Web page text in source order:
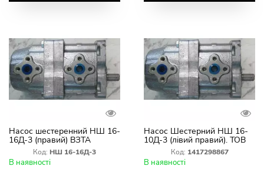
Насос шестеренний НШ 16-
16Д-3 (правий) ВЗТА
Код: НШ 16-16Д-3
В наявності
Насос Шестерний НШ 16-
10Д-3 (лівий правий). ТОВ
ТД ВАЗКод: 1417298867
В наявності